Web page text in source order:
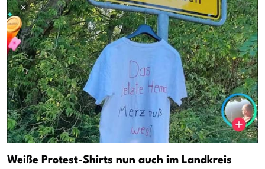
Weiße Protest-Shirts nun auch im Landkreis